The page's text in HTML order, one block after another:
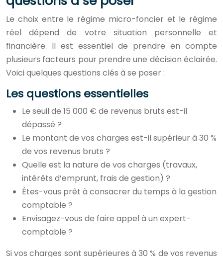
Le choix entre le régime micro-foncier et le régime
réel dépend de votre situation personnelle et
financière. Il est essentiel de prendre en compte
plusieurs facteurs pour prendre une décision éclairée.
Voici quelques questions clés à se poser :
Les questions essentielles
Le seuil de 15 000 € de revenus bruts est-il
dépassé ?
Le montant de vos charges est-il supérieur à 30 %
de vos revenus bruts ?
Quelle est la nature de vos charges (travaux,
intérêts d’emprunt, frais de gestion) ?
Êtes-vous prêt à consacrer du temps à la gestion
comptable ?
Envisagez-vous de faire appel à un expert-
comptable ?
Si vos charges sont supérieures à 30 % de vos revenus